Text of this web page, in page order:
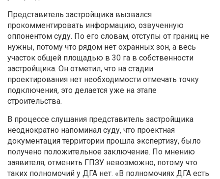
Представитель застройщика вызвался
прокомментировать информацию, озвученную
оппонентом суду. По его словам, отступы от границ не
нужны, потому что рядом нет охранных зон, а весь
участок общей площадью в 30 га в собственности
застройщика. Он отметил, что на стадии
проектирования нет необходимости отмечать точку
подключения, это делается уже на этапе
строительства.
В процессе слушания представитель застройщика
неоднократно напоминал суду, что проектная
документация территории прошла экспертизу, было
получено положительное заключение. По мнению
заявителя, отменить ГПЗУ невозможно, потому что
таких полномочий у ДГА нет. «В полномочиях ДГА есть